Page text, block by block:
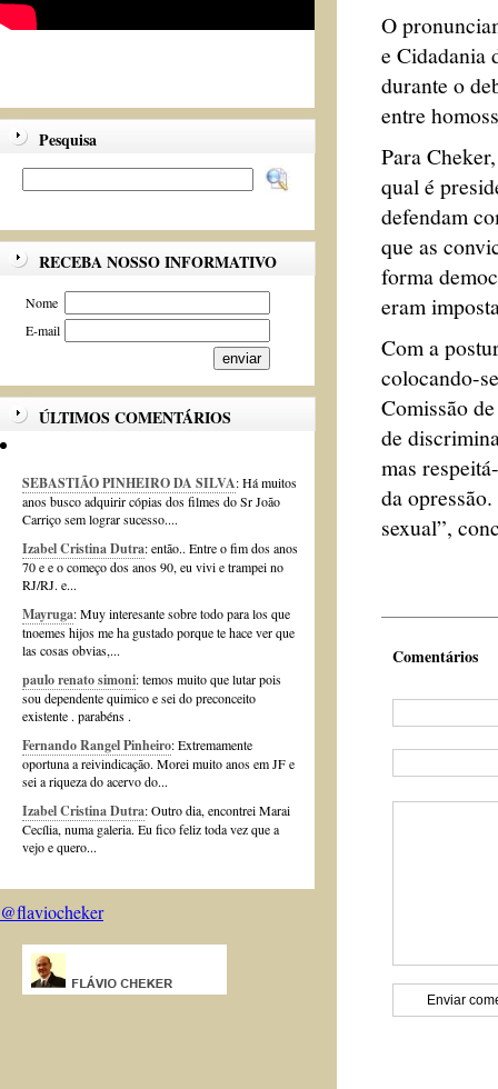
Pesquisa
RECEBA NOSSO INFORMATIVO
Nome
E-mail
ÚLTIMOS COMENTÁRIOS
SEBASTIÃO PINHEIRO DA SILVA: Há muitos
anos busco adquirir cópias dos filmes do Sr João
Carriço sem lograr sucesso....
Izabel Cristina Dutra: então.. Entre o fim dos anos
70 e e o começo dos anos 90, eu vivi e trampei no
RJ/RJ. e...
Mayruga: Muy interesante sobre todo para los que
tnoemes hijos me ha gustado porque te hace ver que
las cosas obvias,...
paulo renato simoni: temos muito que lutar pois
sou dependente quimico e sei do preconceito
existente . parabéns .
Fernando Rangel Pinheiro: Extremamente
oportuna a reivindicação. Morei muito anos em JF e
sei a riqueza do acervo do...
Izabel Cristina Dutra: Outro dia, encontrei Marai
Cecília, numa galeria. Eu fico feliz toda vez que a
vejo e quero...
@flaviocheker
O
e Cidadania
durante o
entre
Para
qual é
defendam
que as
forma
eram
Com a
colocando-
Comissão
de
mas
da
sexual”,
Comentários